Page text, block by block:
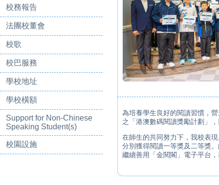
校務報告
法團校董會
校歌
校巴服務
學校地址
學校橫額
Support for Non-Chinese
Speaking Student(s)
校園設施
為培養學生良好的閱讀習慣，
之「港澳數碼閱讀獎勵計劃」
在師生的共同努力下，我校表
分別獲得閱讀一等獎及二等獎。
繼續善用「金閱閣」電子平台